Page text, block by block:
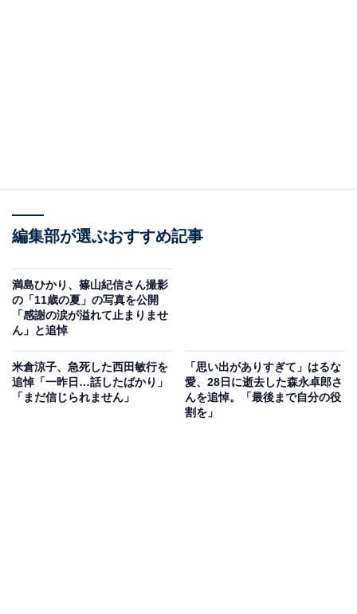
編集部が選ぶおすすめ記事
満島ひかり、篠山紀信さん撮影
の「11歳の夏」の写真を公開
「感謝の涙が溢れて止まりませ
ん」と追悼
米倉涼子、急死した西田敏行を
追悼「一昨日…話したばかり」
「まだ信じられません」
「思い出がありすぎて」はるな
愛、28日に逝去した森永卓郎さ
んを追悼。「最後まで自分の役
割を」